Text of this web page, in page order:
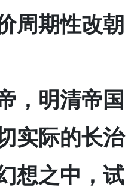
周期性改朝
，明清帝国
实际的长治
想之中，试